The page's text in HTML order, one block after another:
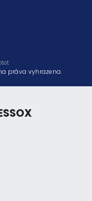
práva vyhrazena.